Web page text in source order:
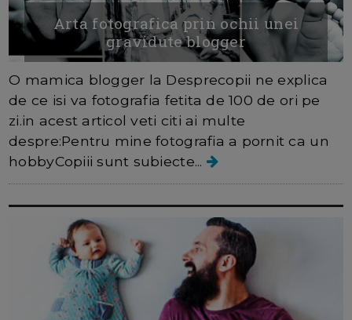
Arta fotografica prin ochii unei
gravidute blogger
O mamica blogger la Desprecopii ne explica
de ce isi va fotografia fetita de 100 de ori pe
zi.in acest articol veti citi ai multe
despre:Pentru mine fotografia a pornit ca un
hobbyCopiii sunt subiecte...